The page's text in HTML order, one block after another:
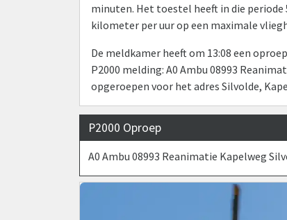
minuten. Het toestel heeft in die
kilometer per uur op een maximale
De meldkamer heeft om 13:08 een
P2000 melding: A0 Ambu 08993
opgeroepen voor het adres Silvolde,
P2000 Oproep
A0 Ambu 08993 Reanimatie Kapelweg